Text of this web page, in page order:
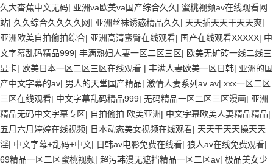
久大杳蕉中文无码| 亚洲va欧美va国产综合久久 | 蜜桃视频av在线观看网
站| 久久综合久久久久网| 亚洲丝袜诱惑精品久久 | 天天插天天干天天爽|
亚洲欧美自拍偷拍综合| 亚洲高清蜜臀在线观看| 国产在线观看XXXXX| 中
文字幕乱码精品999| 丰满熟妇人妻一区二区三区| 欧美无矿砖一线二线三
显卡| 欧美日本一区二区三区在线观看 | 丰满人妻欧美一区日韩| 亚洲的国
产中文字幕的av| 男人的天堂国产精品| 激情人妻系列av av| xxx一区二区
三区在线观看| 中文字幕乱码精品999| 无码精品一区二区三区漫画| 亚洲
精品无码中文字幕专区| 自拍偷拍 欧美亚洲| 中文字幕欧美人妻精品精品|
五月六月婷婷在线视频| 日本动态美女视频在线观看| 天天干天天操天天
淫| 中文字幕+乱码+中文| 日韩av电影免费在线看| 狼人av在线免费观看|
69精品一区二区蜜桃视频| 超污韩漫无遮挡精品一区二区av| 极品美女少